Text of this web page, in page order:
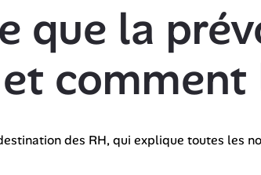
que la
et comment
des RH, qui explique toutes les